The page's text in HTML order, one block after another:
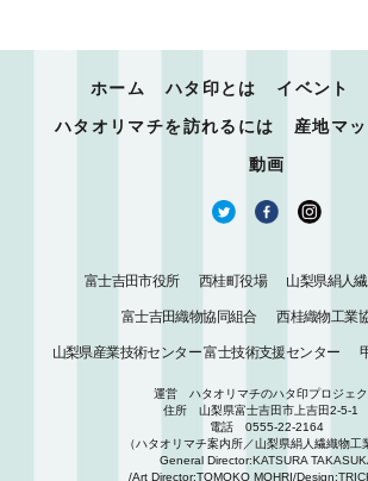
ホーム ハタ印とは イベント
ハタオリマチを訪れるには
産地マ
動画
富士吉田市役所 西桂町役場 山梨県絹人
富士吉田織物協同組合 西桂織物工業
山梨県産業技術センター 富士技術支援センター
運営 ハタオリマチのハタ印プロジェク
住所 山梨県富士吉田市上吉田2-5-1
電話 0555-22-2164
（ハタオリマチ案内所／山梨県絹人繊織物工
General Director:KATSURA
/Art Director:TOMOKO MOHRI/Design: